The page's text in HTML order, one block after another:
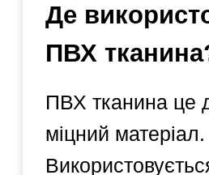
співпраці
Як виробники ми готові до
зарубіжними
малій опт. Розробка
під замовлення. Своє